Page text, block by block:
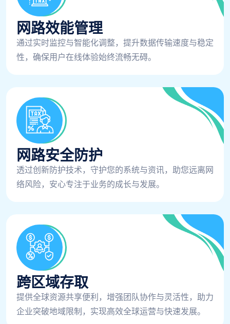
网路效能管理
通过实时监控与智能化调整，提升数据传输速度与稳定
性，确保用户在线体验始终流畅无碍。
网路安全防护
透过创新防护技术，守护您的系统与资讯，助您远离网
络风险，安心专注于业务的成长与发展。
跨区域存取
提供全球资源共享便利，增强团队协作与灵活性，助力
企业突破地域限制，实现高效全球运营与快速发展。